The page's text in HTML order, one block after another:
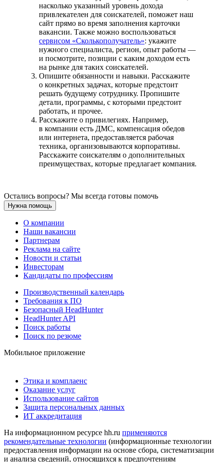
насколько указанный уровень дохода
привлекателен для соискателей, поможет наш
сайт прямо во время заполнения карточки
вакансии. Также можно воспользоваться
сервисом «Сколькополучатель»: укажите
нужного специалиста, регион, опыт работы —
и посмотрите, позиции с каким доходом есть
на рынке для таких соискателей.
Опишите обязанности и навыки. Расскажите
о конкретных задачах, которые предстоит
решать будущему сотруднику. Пропишите
детали, программы, с которыми предстоит
работать, и прочее.
Расскажите о привилегиях. Например,
в компании есть ДМС, компенсация обедов
или интернета, предоставляется рабочая
техника, организовываются корпоративы.
Расскажите соискателям о дополнительных
преимуществах, которые предлагает компания.
Остались вопросы? Мы всегда готовы помочь
Нужна помощь
О компании
Наши вакансии
Партнерам
Реклама на сайте
Новости и статьи
Инвесторам
Кандидаты по профессиям
Производственный календарь
Требования к ПО
Безопасный HeadHunter
HeadHunter API
Поиск работы
Поиск по резюме
Мобильное приложение
Этика и комплаенс
Оказание услуг
Использование сайтов
Защита персональных данных
ИТ аккредитация
На информационном ресурсе hh.ru применяются
рекомендательные технологии (информационные технологии
предоставления информации на основе сбора, систематизации
и анализа сведений, относящихся к предпочтениям